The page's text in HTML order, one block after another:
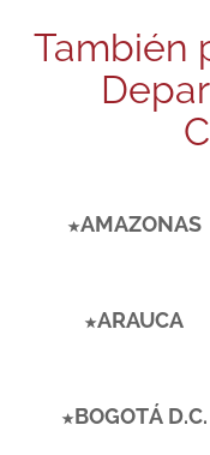
También
AMAZONAS
ARAUCA
BOGOTÁ D.C.